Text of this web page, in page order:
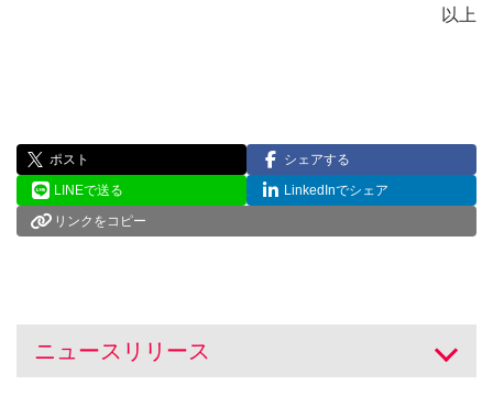
以上
ポスト
シェアする
LINEで送る
LinkedInでシェア
リンクをコピー
ニュースリリース 開く